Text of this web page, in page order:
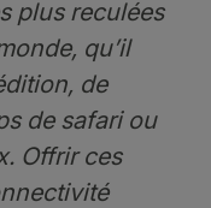
plus reculées
qu’il
de
de safari ou
Offrir ces